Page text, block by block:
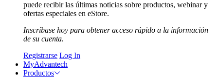
puede recibir las últimas noticias sobre productos, webinar y
ofertas especiales en eStore.
Inscríbase hoy para obtener acceso rápido a la información
de su cuenta.
Registrarse Log In
MyAdvantech
Productos